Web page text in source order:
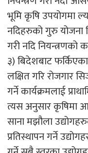
भूमि कृषि उपयोगमा
नदिहरुको गुरु योजना
गरी नदि नियन्त्रणको
३) बिदेशबाट
लक्षित गरि रोजगार
गर्ने कार्यक्रमलाई
त्यस अनुसार कृषिमा
साना मझौला
प्रतिस्थापन गर्ने